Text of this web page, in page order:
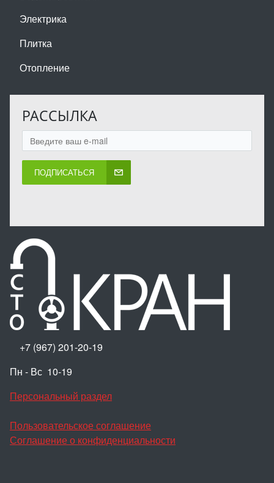
Электрика
Плитка
Отопление
РАССЫЛКА
ПОДПИСАТЬСЯ
+7 (967) 201-20-19
Пн - Вс 10-19
Персональный раздел
Пользовательское соглашение
Соглашение о конфиденциальности